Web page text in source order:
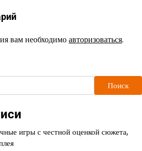
вам необходимоавторизоваться.
Поиск
игры с честной оценкой сюжета,